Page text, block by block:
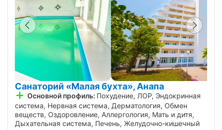
Санаторий «Малая бухта», Анапа
Основной профиль: Похудение, ЛОР, Эндокринная
система, Нервная система, Дерматология, Обмен
веществ, Оздоровление, Аллергология, Мать и дитя,
Дыхательная система, Печень, Желудочно-кишечный